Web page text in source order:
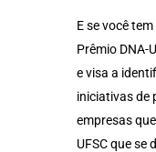
E se você
Prêmio DNA-
e visa a
iniciativas de
empresas
UFSC que se